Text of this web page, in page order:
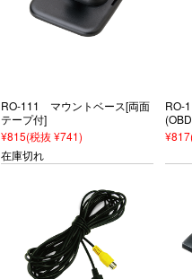
RO-111 マウントベース[両面
テープ付]
¥815(税抜 ¥741)
在庫切れ
RO-
¥817